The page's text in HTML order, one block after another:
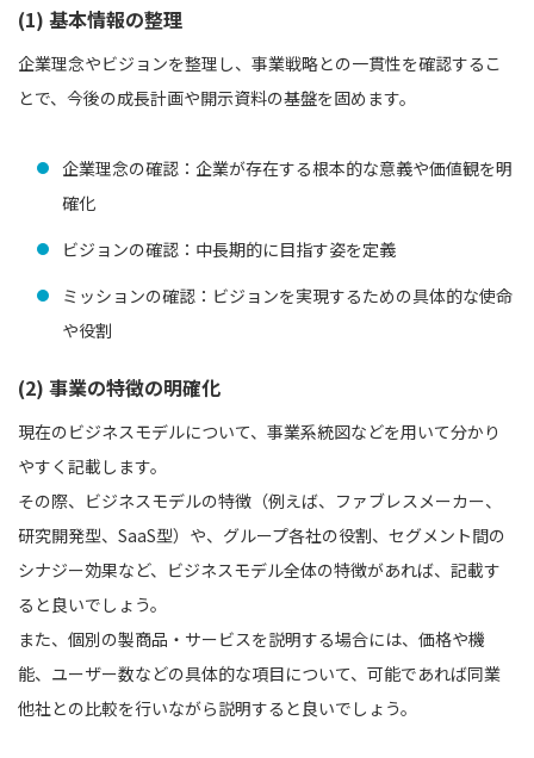
(1) 基本情報の整理
企業理念やビジョンを整理し、事業戦略との一貫性を確認するこ
とで、今後の成長計画や開示資料の基盤を固めます。
企業理念の確認：企業が存在する根本的な意義や価値観を明
確化
ビジョンの確認：中長期的に目指す姿を定義
ミッションの確認：ビジョンを実現するための具体的な使命
や役割
(2) 事業の特徴の明確化
現在のビジネスモデルについて、事業系統図などを用いて分かり
やすく記載します。
その際、ビジネスモデルの特徴（例えば、ファブレスメーカー、
研究開発型、SaaS型）や、グループ各社の役割、セグメント間の
シナジー効果など、ビジネスモデル全体の特徴があれば、記載す
ると良いでしょう。
また、個別の製商品・サービスを説明する場合には、価格や機
能、ユーザー数などの具体的な項目について、可能であれば同業
他社との比較を行いながら説明すると良いでしょう。